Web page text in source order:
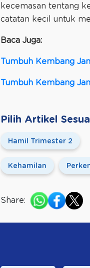
kecemasan tentang
catatan kecil untuk
Baca Juga:
Tumbuh Kembang
Tumbuh Kembang
Pilih Artikel
Hamil Trimester 2
Kehamilan
Share: